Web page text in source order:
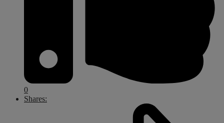
0
Shares: